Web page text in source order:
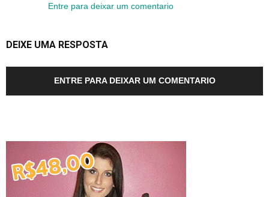
Entre para deixar um comentario
DEIXE UMA RESPOSTA
ENTRE PARA DEIXAR UM COMENTARIO